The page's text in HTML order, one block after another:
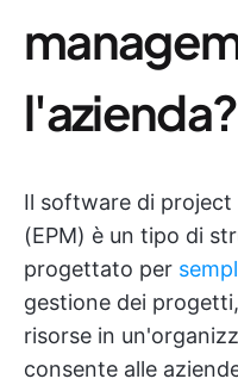
l'azienda?
Il software di project
(EPM) è un tipo di
progettato per
gestione dei
risorse in
consente alle